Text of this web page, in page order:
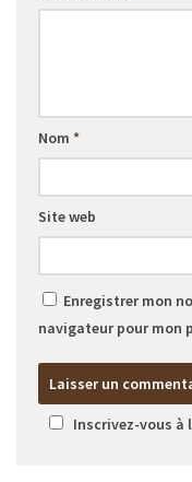
Nom *
Site web
Enregistrer mon
navigateur pour mon
Inscrivez-vous à